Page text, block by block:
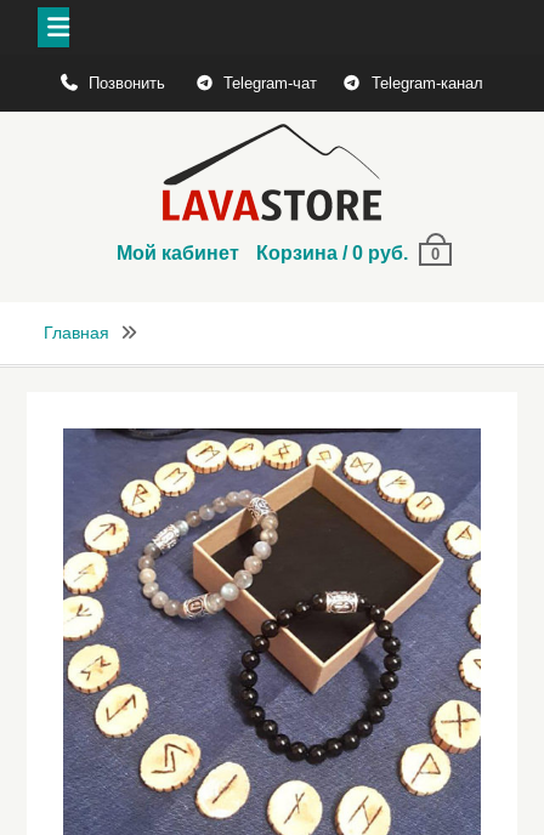
содержимому
Позвонить Telegram-чат Telegram-канал
Мой кабинет Корзина /0 руб. 0
Главная